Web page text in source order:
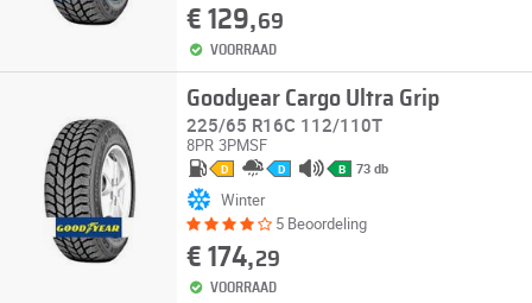
€ 129,69
VOORRAAD
Goodyear Cargo Ultra Grip
225/65 R16C 112/110T
8PR 3PMSF
D D B 73 db
Winter
5 Beoordeling
€ 174,29
VOORRAAD